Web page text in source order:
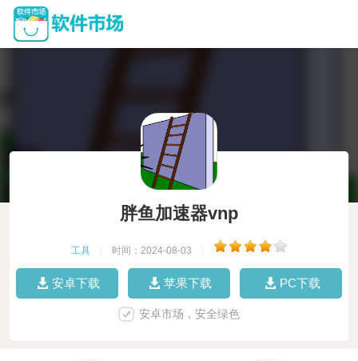
胖鱼加速器vnp
工具 时间：2024-08-03
安卓下载 苹果下载 PC下载
安卓市场，安全绿色